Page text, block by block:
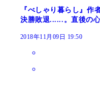
『べしゃり暮らし』作
決勝敗退......。直後の
2018年11月09日 19:50